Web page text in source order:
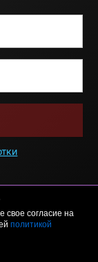
свое согласие на
политикой